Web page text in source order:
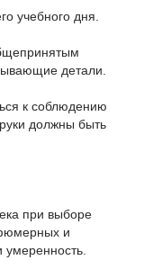
учебного дня.
детали.
к соблюдению
должны быть
при выборе
и
умеренность.